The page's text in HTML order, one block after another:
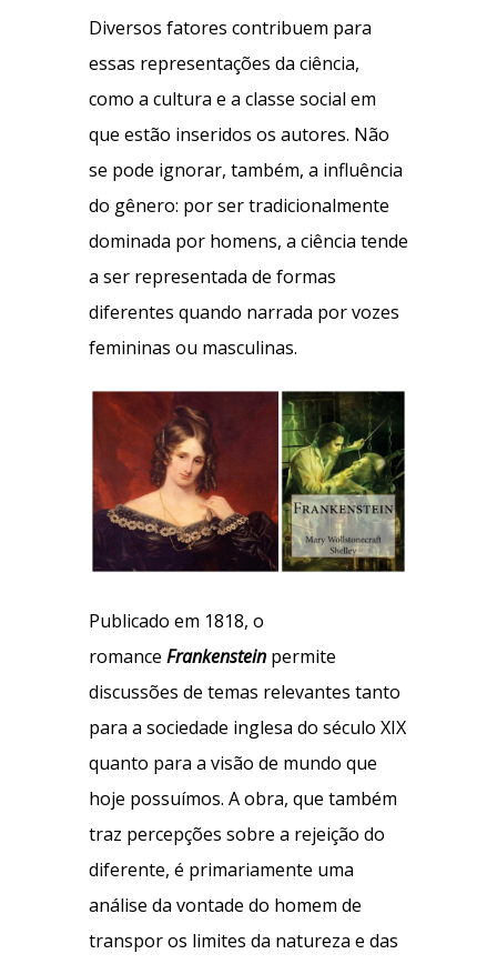
Diversos fatores contribuem para
essas representações da ciência,
como a cultura e a classe social em
que estão inseridos os autores. Não
se pode ignorar, também, a influência
do gênero: por ser tradicionalmente
dominada por homens, a ciência tende
a ser representada de formas
diferentes quando narrada por vozes
femininas ou masculinas.
Publicado em 1818, o
romance Frankenstein permite
discussões de temas relevantes tanto
para a sociedade inglesa do século XIX
quanto para a visão de mundo que
hoje possuímos. A obra, que também
traz percepções sobre a rejeição do
diferente, é primariamente uma
análise da vontade do homem de
transpor os limites da natureza e das